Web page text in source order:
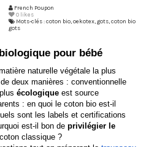
French Poupon
0 likes
Mots-clés : coton bio, oekotex, gots, coton bio
gots
pour bébé
naturelle végétale la plus
deux manières : conventionnelle
écologique est source
: en quoi le coton bio est-il
sont les labels et certifications
est-il bon de privilégier le
classique ?